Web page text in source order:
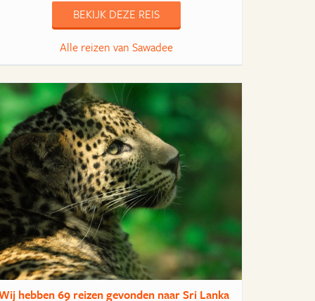
BEKIJK DEZE REIS
Alle reizen van Sawadee
hebben69 reizengevonden naar Sri Lanka